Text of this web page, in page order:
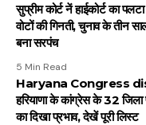
सुप्रीम कोर्ट नें हाईकोर्ट का
वोटों की गिनती, चुनाव के तीन
बना सरपंच
5 Min Read
Haryana Congress
हरियाणा के कांग्रेस के 32 जिला
का दिखा प्रभाव, देखें पूरी लिस्ट